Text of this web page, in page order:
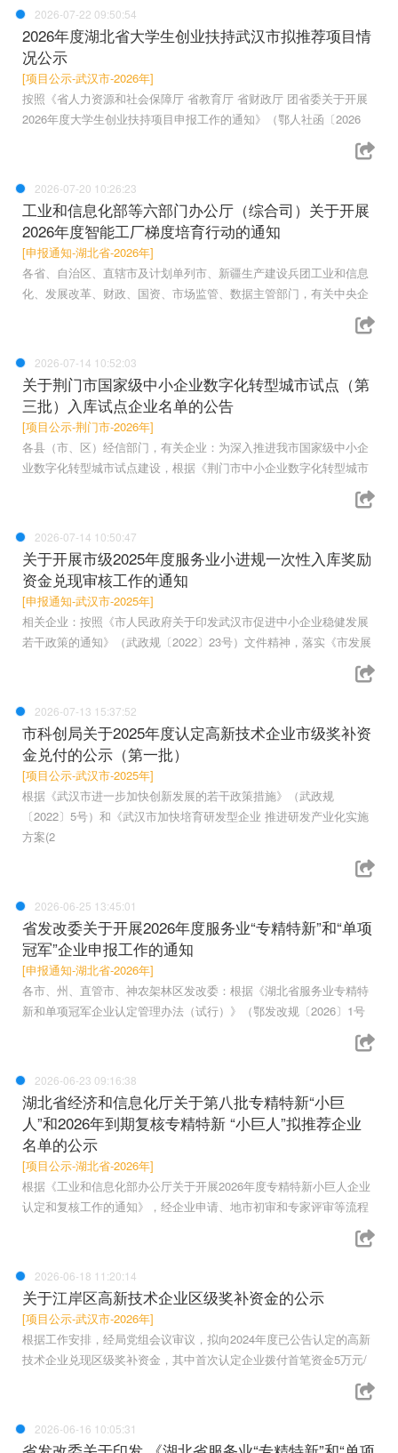
2026-07-22 09:50:54
2026年度湖北省大学生创业扶持武汉市拟推荐项目情
况公示
[项目公示-武汉市-2026年]
按照《省人力资源和社会保障厅 省教育厅 省财政厅 团省委关于开展
2026年度大学生创业扶持项目申报工作的通知》（鄂人社函〔2026
2026-07-20 10:26:23
工业和信息化部等六部门办公厅（综合司）关于开展
2026年度智能工厂梯度培育行动的通知
[申报通知-湖北省-2026年]
各省、自治区、直辖市及计划单列市、新疆生产建设兵团工业和信息
化、发展改革、财政、国资、市场监管、数据主管部门，有关中央企
2026-07-14 10:52:03
关于荆门市国家级中小企业数字化转型城市试点（第
三批）入库试点企业名单的公告
[项目公示-荆门市-2026年]
各县（市、区）经信部门，有关企业：为深入推进我市国家级中小企
业数字化转型城市试点建设，根据《荆门市中小企业数字化转型城市
2026-07-14 10:50:47
关于开展市级2025年度服务业小进规一次性入库奖励
资金兑现审核工作的通知
[申报通知-武汉市-2025年]
相关企业：按照《市人民政府关于印发武汉市促进中小企业稳健发展
若干政策的通知》（武政规〔2022〕23号）文件精神，落实《市发展
2026-07-13 15:37:52
市科创局关于2025年度认定高新技术企业市级奖补资
金兑付的公示（第一批）
[项目公示-武汉市-2025年]
根据《武汉市进一步加快创新发展的若干政策措施》（武政规
〔2022〕5号）和《武汉市加快培育研发型企业 推进研发产业化实施
方案(2
2026-06-25 13:45:01
省发改委关于开展2026年度服务业“专精特新”和“单项
冠军”企业申报工作的通知
[申报通知-湖北省-2026年]
各市、州、直管市、神农架林区发改委：根据《湖北省服务业专精特
新和单项冠军企业认定管理办法（试行）》（鄂发改规〔2026〕1号
2026-06-23 09:16:38
湖北省经济和信息化厅关于第八批专精特新“小巨
人”和2026年到期复核专精特新 “小巨人”拟推荐企业
名单的公示
[项目公示-湖北省-2026年]
根据《工业和信息化部办公厅关于开展2026年度专精特新小巨人企业
认定和复核工作的通知》，经企业申请、地市初审和专家评审等流程
2026-06-18 11:20:14
关于江岸区高新技术企业区级奖补资金的公示
[项目公示-武汉市-2026年]
根据工作安排，经局党组会议审议，拟向2024年度已公告认定的高新
技术企业兑现区级奖补资金，其中首次认定企业拨付首笔资金5万元/
2026-06-16 10:05:31